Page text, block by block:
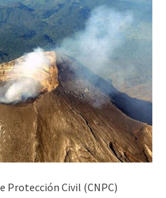
Protección Civil (CNPC)